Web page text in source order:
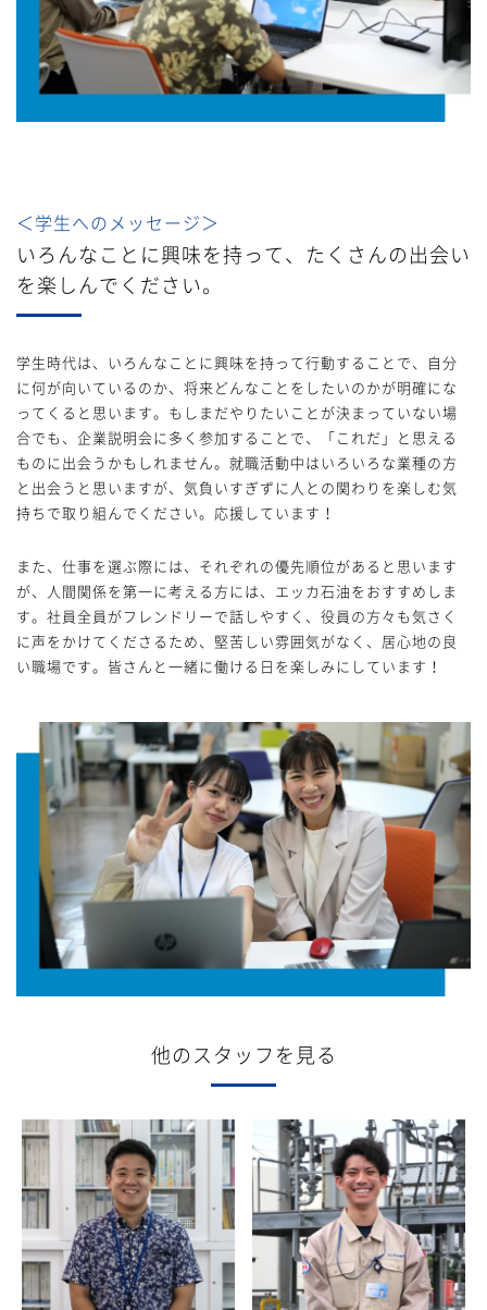
＜学生へのメッセージ＞
いろんなことに興味を持って、たくさんの出会い
を楽しんでください。
学生時代は、いろんなことに興味を持って行動することで、自分
に何が向いているのか、将来どんなことをしたいのかが明確にな
ってくると思います。もしまだやりたいことが決まっていない場
合でも、企業説明会に多く参加することで、「これだ」と思える
ものに出会うかもしれません。就職活動中はいろいろな業種の方
と出会うと思いますが、気負いすぎずに人との関わりを楽しむ気
持ちで取り組んでください。応援しています！
また、仕事を選ぶ際には、それぞれの優先順位があると思います
が、人間関係を第一に考える方には、エッカ石油をおすすめしま
す。社員全員がフレンドリーで話しやすく、役員の方々も気さく
に声をかけてくださるため、堅苦しい雰囲気がなく、居心地の良
い職場です。皆さんと一緒に働ける日を楽しみにしています！
他のスタッフを見る